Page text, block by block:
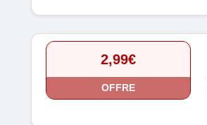
2,99€
OFFRE